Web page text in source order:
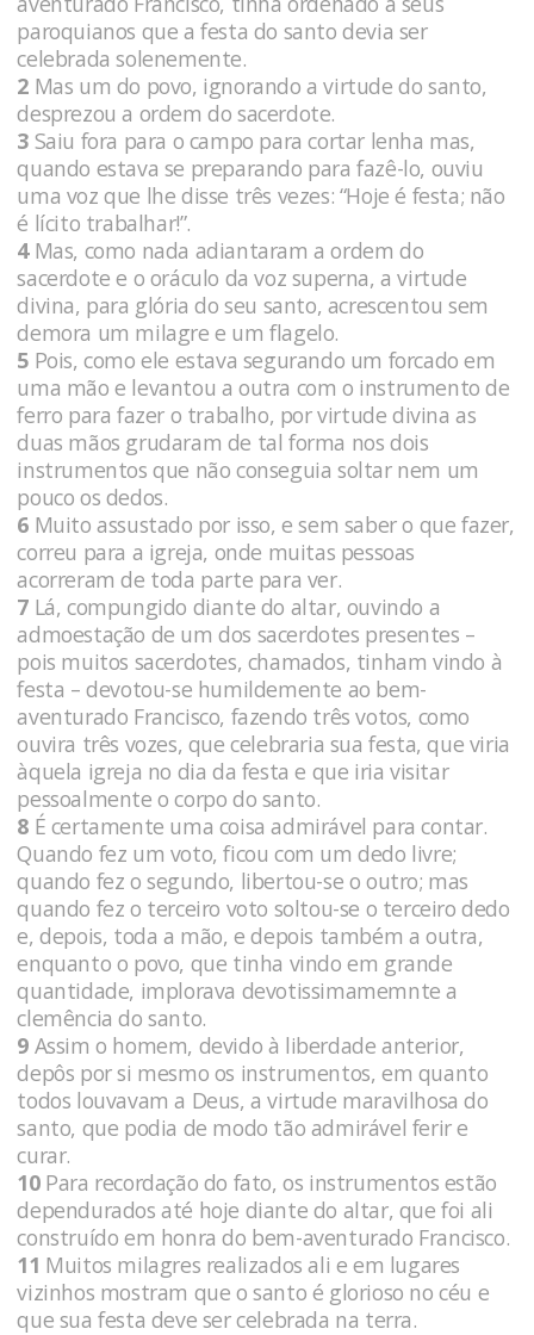
paroquianos que a festa do santo devia ser
celebrada solenemente.
2 Mas um do povo, ignorando a virtude do santo,
desprezou a ordem do sacerdote.
3 Saiu fora para o campo para cortar lenha mas,
quando estava se preparando para fazê-lo, ouviu
uma voz que lhe disse três vezes: “Hoje é festa; não
é lícito trabalhar!”.
4Mas, como nada adiantaram a ordem do
sacerdote e o oráculo da voz superna, a virtude
divina, para glória do seu santo, acrescentou sem
demora um milagre e um flagelo.
5 Pois, como ele estava segurando um forcado em
uma mão e levantou a outra com o instrumento de
ferro para fazer o trabalho, por virtude divina as
duas mãos grudaram de tal forma nos dois
instrumentos que não conseguia soltar nem um
pouco os dedos.
6 Muito assustado por isso, e sem saber o que fazer,
correu para a igreja, onde muitas pessoas
acorreram de toda parte para ver.
7 Lá, compungido diante do altar, ouvindo a
admoestação de um dos sacerdotes presentes –
pois muitos sacerdotes, chamados, tinham vindo à
festa – devotou-se humildemente ao bem-
aventurado Francisco, fazendo três votos, como
ouvira três vozes, que celebraria sua festa, que viria
àquela igreja no dia da festa e que iria visitar
pessoalmente o corpo do santo.
8 É certamente uma coisa admirável para contar.
Quando fez um voto, ficou com um dedo livre;
quando fez o segundo, libertou-se o outro; mas
quando fez o terceiro voto soltou-se o terceiro dedo
e, depois, toda a mão, e depois também a outra,
enquanto o povo, que tinha vindo em grande
quantidade, implorava devotissimamemnte a
clemência do santo.
9 Assim o homem, devido à liberdade anterior,
depôs por si mesmo os instrumentos, em quanto
todos louvavam a Deus, a virtude maravilhosa do
santo, que podia de modo tão admirável ferir e
curar.
10Para recordação do fato, os instrumentos estão
dependurados até hoje diante do altar, que foi ali
construído em honra do bem-aventurado Francisco.
11 Muitos milagres realizados ali e em lugares
vizinhos mostram que o santo é glorioso no céu e
que sua festa deve ser celebrada na terra.